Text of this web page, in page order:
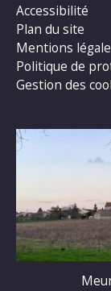
Accessibilité
Plan du site
Mentions
Politique de
Gestion des